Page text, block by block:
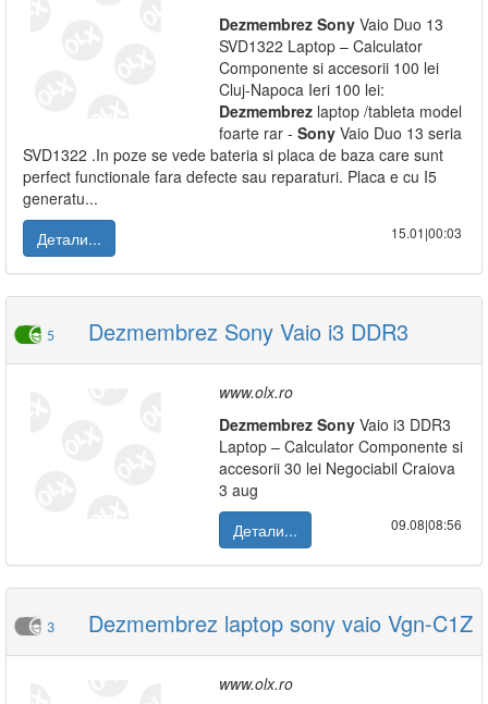
Dezmembrez Sony Vaio Duo 13
SVD1322 Laptop – Calculator
Componente si accesorii 100 lei
Cluj-Napoca Ieri 100 lei:
Dezmembrez laptop /tableta model
foarte rar - Sony Vaio Duo 13 seria
SVD1322 .In poze se vede bateria si placa de baza care sunt
perfect functionale fara defecte sau reparaturi. Placa e cu I5
generatu...
Детали...
15.01|00:03
5 Dezmembrez Sony Vaio i3 DDR3
www.olx.ro
Dezmembrez Sony Vaio i3 DDR3
Laptop – Calculator Componente si
accesorii 30 lei Negociabil Craiova
3 aug
Детали...
09.08|08:56
3 Dezmembrez laptop sony vaio Vgn-C1Z
www.olx.ro